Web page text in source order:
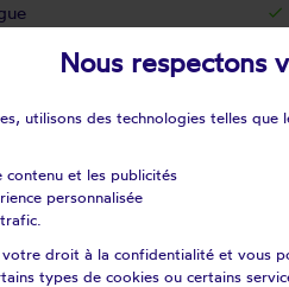
Nous respectons
utilisons des technologies telles
contenu et les publicités
personnalisée
votre droit à la confidentialité et vous
types de cookies ou certains